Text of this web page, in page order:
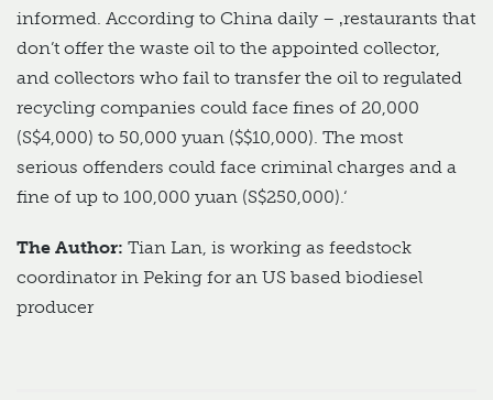
informed. According to China daily – ‚restaurants that
don’t offer the waste oil to the appointed collector,
and collectors who fail to transfer the oil to regulated
recycling companies could face fines of 20,000
(S$4,000) to 50,000 yuan ($$10,000). The most
serious offenders could face criminal charges and a
fine of up to 100,000 yuan (S$250,000).‘
The Author: Tian Lan, is working as feedstock
coordinator in Peking for an US based biodiesel
producer